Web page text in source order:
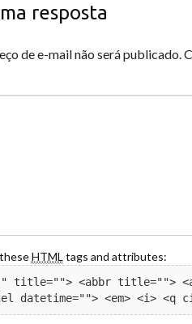
resposta
de e-mail não será publicado.
HTML tags and attributes:
title=""> <abbr title="">
datetime=""> <em> <i>